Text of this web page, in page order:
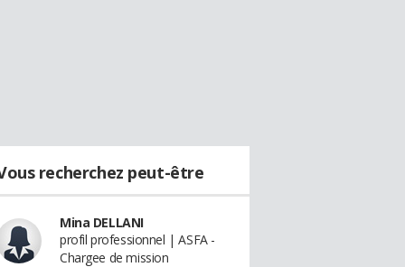
recherchez peut-être
Mina DELLANI
profil professionnel | ASFA -
Chargee de mission